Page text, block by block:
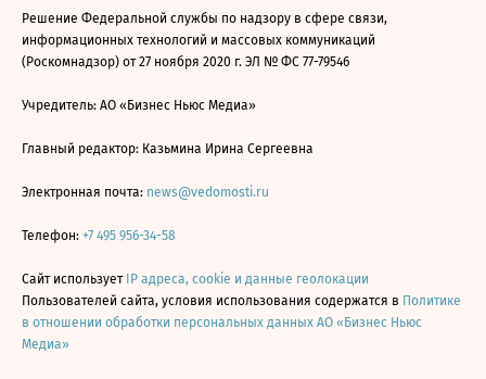
Решение Федеральной службы по надзору в сфере связи,
информационных технологий и массовых коммуникаций
(Роскомнадзор) от 27 ноября 2020 г. ЭЛ № ФС 77-79546
Учредитель: АО «Бизнес Ньюс Медиа»
Главный редактор: Казьмина Ирина Сергеевна
Электронная почта: news@vedomosti.ru
Телефон: +7 495 956-34-58
Сайт использует IP адреса, cookie и данные геолокации
Пользователей сайта, условия использования содержатся в Политике
в отношении обработки персональных данных АО «Бизнес Ньюс
Медиа»